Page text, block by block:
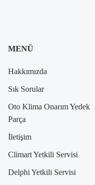
MENÜ
Hakkımızda
Sık Sorular
Oto Klima Onarım Yedek
Parça
İletişim
Climart Yetkili Servisi
Delphi Yetkili Servisi